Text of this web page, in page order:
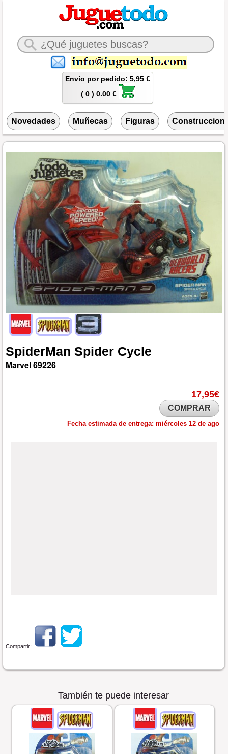
Envío por pedido: 5,95 €
( 0 ) 0.00 €
Novedades Muñecas Figuras
SpiderMan Spider Cycle
Marvel69226
17,95€
COMPRAR
Fecha estimada de entrega: miércoles 12 de ago
Compartir:
También te puede interesar